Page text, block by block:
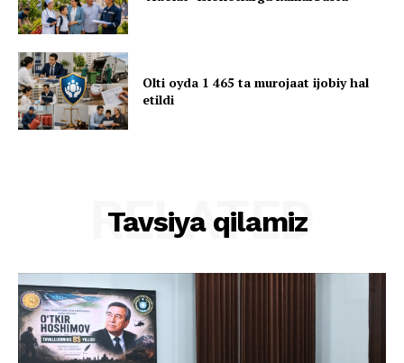
Olti oyda 1 465 ta murojaat ijobiy hal
etildi
Tavsiya qilamiz
RELATED